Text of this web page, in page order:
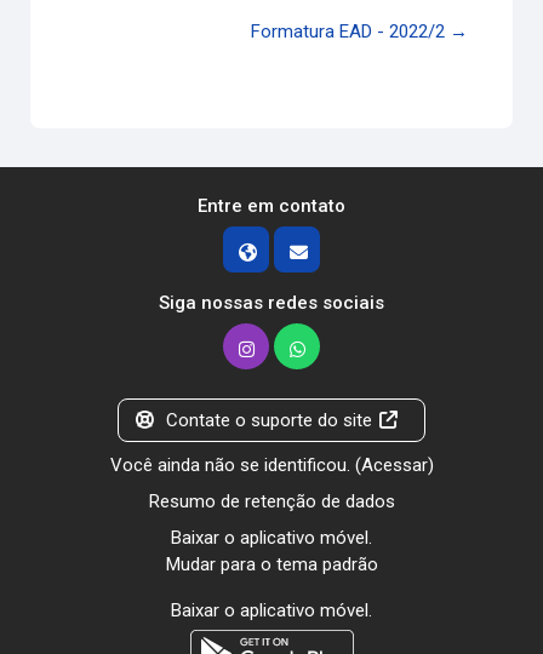
Formatura EAD - 2022/2 →
Entre em contato
Siga nossas redes sociais
Contate o suporte do site
Você ainda não se identificou. (Acessar)
Resumo de retenção de dados
Baixar o aplicativo móvel.
Mudar para o tema padrão
Baixar o aplicativo móvel.